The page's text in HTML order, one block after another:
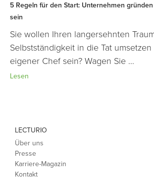
5 Regeln für den Start: Unternehmen
sein
Sie wollen Ihren langersehnten
Selbstständigkeit in die Tat
eigener Chef sein? Wagen Sie ...
Lesen
LECTURIO
Über uns
Presse
Karriere-Magazin
Kontakt